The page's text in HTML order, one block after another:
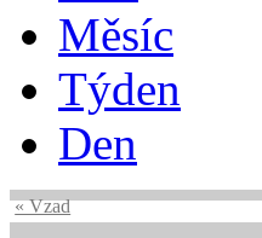
Měsíc
Týden
Den
« Vzad